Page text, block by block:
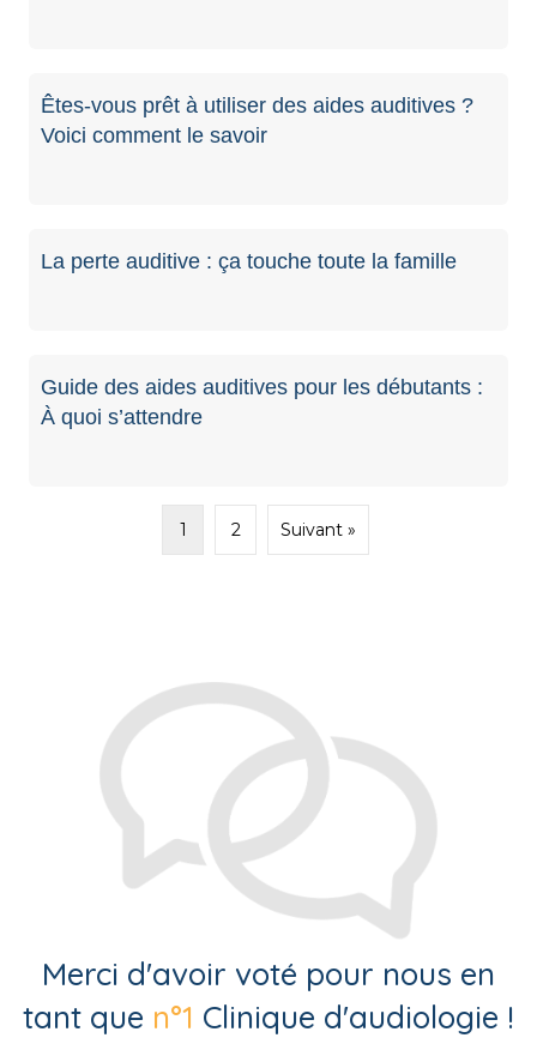
Êtes-vous prêt à utiliser des aides auditives ?
Voici comment le savoir
La perte auditive : ça touche toute la famille
Guide des aides auditives pour les débutants :
À quoi s’attendre
1 2 Suivant »
Merci d'avoir voté pour nous en
tant que n°1 Clinique d'audiologie !